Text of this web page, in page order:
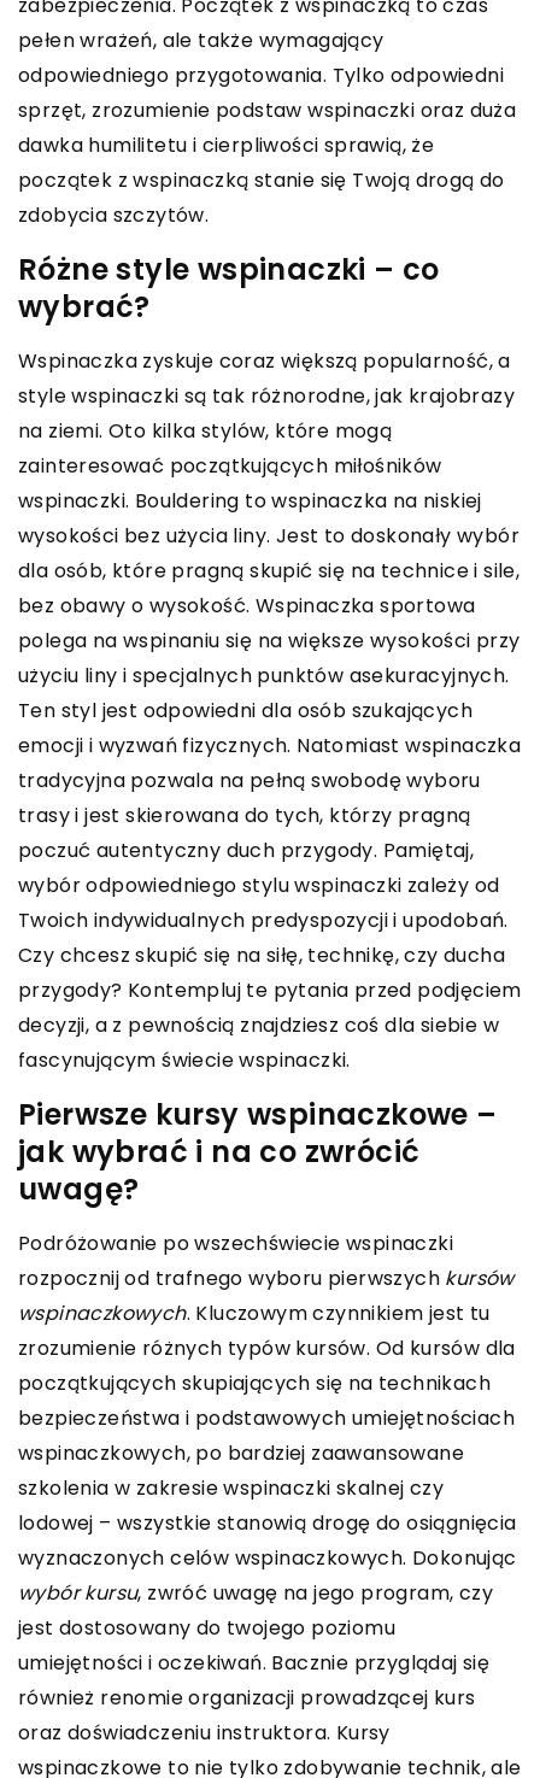
pełen wrażeń, ale także wymagający
odpowiedniego przygotowania. Tylko odpowiedni
sprzęt, zrozumienie podstaw wspinaczki oraz duża
dawka humilitetu i cierpliwości sprawią, że
początek z wspinaczką stanie się Twoją drogą do
zdobycia szczytów.
Różne style wspinaczki – co
wybrać?
Wspinaczka zyskuje coraz większą popularność, a
style wspinaczki są tak różnorodne, jak krajobrazy
na ziemi. Oto kilka stylów, które mogą
zainteresować początkujących miłośników
wspinaczki. Bouldering to wspinaczka na niskiej
wysokości bez użycia liny. Jest to doskonały wybór
dla osób, które pragną skupić się na technice i sile,
bez obawy o wysokość. Wspinaczka sportowa
polega na wspinaniu się na większe wysokości przy
użyciu liny i specjalnych punktów asekuracyjnych.
Ten styl jest odpowiedni dla osób szukających
emocji i wyzwań fizycznych. Natomiast wspinaczka
tradycyjna pozwala na pełną swobodę wyboru
trasy i jest skierowana do tych, którzy pragną
poczuć autentyczny duch przygody. Pamiętaj,
wybór odpowiedniego stylu wspinaczki zależy od
Twoich indywidualnych predyspozycji i upodobań.
Czy chcesz skupić się na siłę, technikę, czy ducha
przygody? Kontempluj te pytania przed podjęciem
decyzji, a z pewnością znajdziesz coś dla siebie w
fascynującym świecie wspinaczki.
Pierwsze kursy wspinaczkowe –
jak wybrać i na co zwrócić
uwagę?
Podróżowanie po wszechświecie wspinaczki
rozpocznij od trafnego wyboru pierwszych kursów
wspinaczkowych. Kluczowym czynnikiem jest tu
zrozumienie różnych typów kursów. Od kursów dla
początkujących skupiających się na technikach
bezpieczeństwa i podstawowych umiejętnościach
wspinaczkowych, po bardziej zaawansowane
szkolenia w zakresie wspinaczki skalnej czy
lodowej – wszystkie stanowią drogę do osiągnięcia
wyznaczonych celów wspinaczkowych. Dokonując
wybór kursu, zwróć uwagę na jego program, czy
jest dostosowany do twojego poziomu
umiejętności i oczekiwań. Bacznie przyglądaj się
również renomie organizacji prowadzącej kurs
oraz doświadczeniu instruktora. Kursy
wspinaczkowe to nie tylko zdobywanie technik, ale